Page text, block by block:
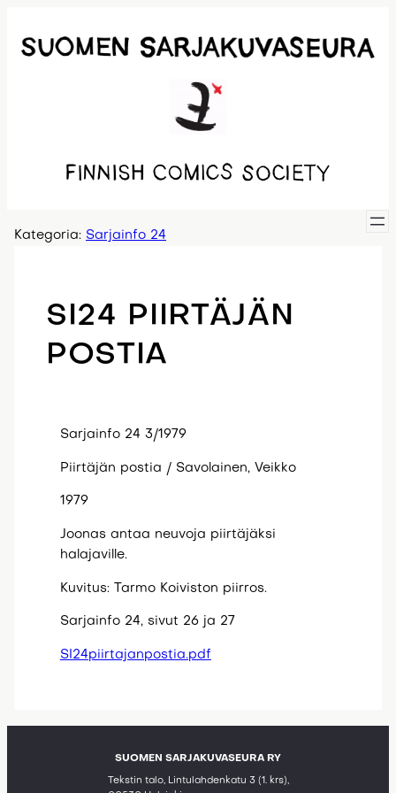
sisältöön
Kategoria: Sarjainfo 24
SI24 PIIRTÄJÄN
POSTIA
Sarjainfo 24 3/1979
Piirtäjän postia / Savolainen, Veikko
1979
Joonas antaa neuvoja piirtäjäksi
halajaville.
Kuvitus: Tarmo Koiviston piirros.
Sarjainfo 24, sivut 26 ja 27
SI24piirtajanpostia.pdf
SUOMEN SARJAKUVASEURA RY
Tekstin talo, Lintulahdenkatu 3 (1. krs),